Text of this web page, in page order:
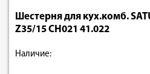
Шестерня для кух.комб.
Z35/15 CH021 41.022
Наличие: